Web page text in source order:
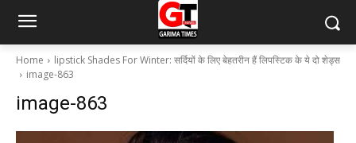
Home
lipstick Shades For Winter: सर्दियों के लिए बेहतरीन हैं लिपस्टिक के ये दो शेड्स
image-863
image-863